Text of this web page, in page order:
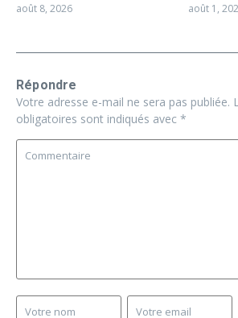
août 8, 2026 août 1,
Répondre
Votre adresse e-mail ne sera pas publiée.
obligatoires sont indiqués avec *